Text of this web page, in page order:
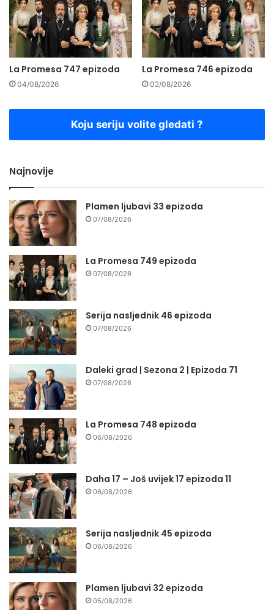
La Promesa 747 epizoda
04/08/2026
La Promesa 746 epizoda
02/08/2026
Koju seriju volite gledati ?
Najnovije
Plamen ljubavi 33 epizoda
07/08/2026
La Promesa 749 epizoda
07/08/2026
Serija nasljednik 46 epizoda
07/08/2026
Daleki grad | Sezona 2 | Epizoda 71
07/08/2026
La Promesa 748 epizoda
06/08/2026
Daha 17 – Još uvijek 17 epizoda 11
06/08/2026
Serija nasljednik 45 epizoda
06/08/2026
Plamen ljubavi 32 epizoda
05/08/2026